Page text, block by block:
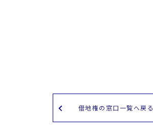
借地権の窓口一覧へ戻る